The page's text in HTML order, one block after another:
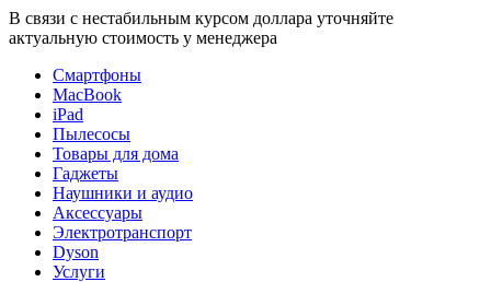
В связи с нестабильным курсом доллара уточняйте
актуальную стоимость у менеджера
Смартфоны
MacBook
iPad
Пылесосы
Товары для дома
Гаджеты
Наушники и аудио
Аксессуары
Электротранспорт
Dyson
Услуги